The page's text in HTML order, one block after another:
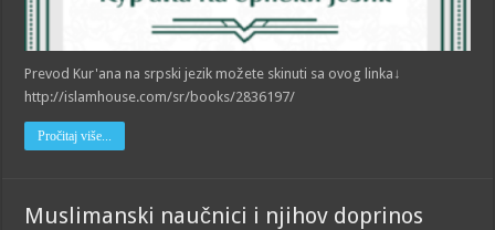
Prevod Kur'ana na srpski jezik možete skinuti sa ovog linka↓
http://islamhouse.com/sr/books/2836197/
Pročitaj više...
Muslimanski naučnici i njihov doprinos